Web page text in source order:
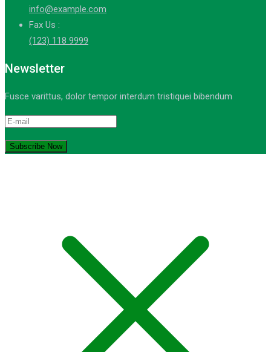
info@example.com
Fax Us :
(123) 118 9999
Newsletter
Fusce varittus, dolor tempor interdum tristiquei bibendum